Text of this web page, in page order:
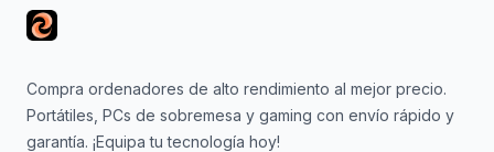
Compra ordenadores de alto rendimiento al mejor precio.
Portátiles, PCs de sobremesa y gaming con envío rápido y
garantía. ¡Equipa tu tecnología hoy!